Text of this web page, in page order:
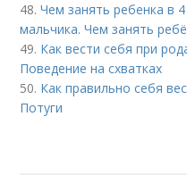
48.Чем занять ребенка в
мальчика. Чем занять
49. Как вести себя при
Поведение на схватках
50. Как правильно себя
Потуги